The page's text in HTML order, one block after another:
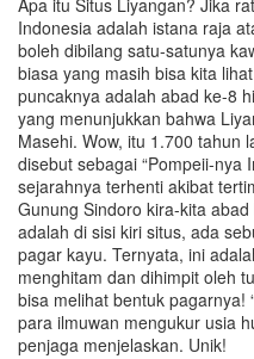
Apa itu Situs Liyangan? Jika
Indonesia adalah istana raja
boleh dibilang satu-satunya
biasa yang masih bisa kita
puncaknya adalah abad ke-8
yang menunjukkan bahwa
Masehi. Wow, itu 1.700 tahun
disebut sebagai “Pompeii-nya
sejarahnya terhenti akibat
Gunung Sindoro kira-kita
adalah di sisi kiri situs, ada
pagar kayu. Ternyata, ini
menghitam dan dihimpit oleh
bisa melihat bentuk pagarnya!
para ilmuwan mengukur usia
penjaga menjelaskan. Unik!